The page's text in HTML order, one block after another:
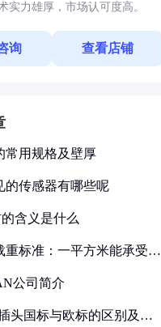
实力雄厚，市场认可度高。
询 查看店铺
常用规格及壁厚
的传感器有哪些呢
含义是什么
重标准：一平方米能承受多
公司简介
头国标与欧标的区别及其